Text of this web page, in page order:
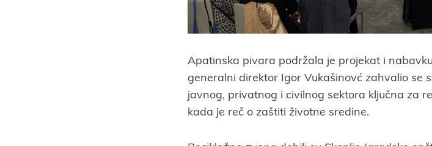
Apatinska pivara podržala je projekat i
generalni direktor Igor Vukašinovć zahvalio se
javnog, privatnog i civilnog sektora ključna za
kada je reč o zaštiti životne sredine.